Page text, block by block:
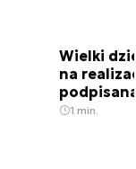
Wielki
na
1 min.